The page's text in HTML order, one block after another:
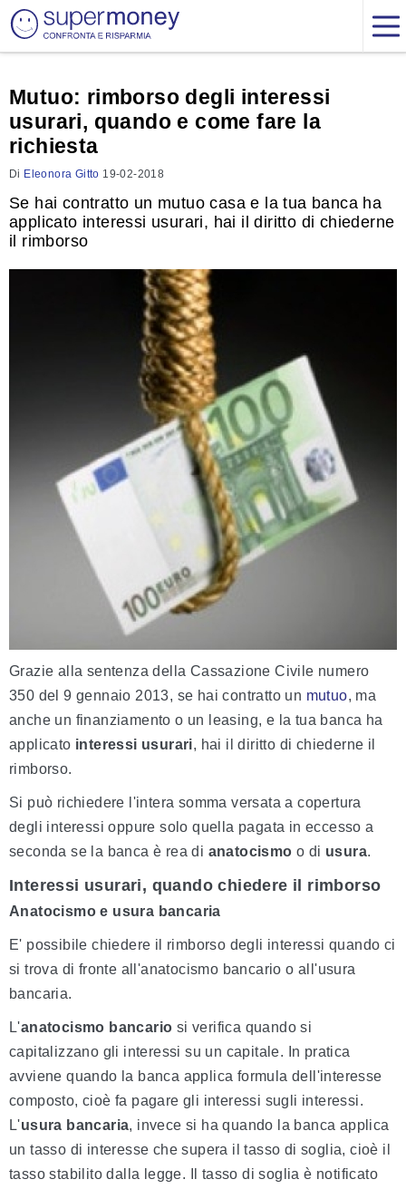
Mutuo: rimborso degli interessi
usurari, quando e come fare la
richiesta
Di Eleonora Gitto 19-02-2018
Se hai contratto un mutuo casa e la tua banca ha
applicato interessi usurari, hai il diritto di chiederne
il rimborso
Grazie alla sentenza della Cassazione Civile numero
350 del 9 gennaio 2013, se hai contratto un mutuo, ma
anche un finanziamento o un leasing, e la tua banca ha
applicato interessi usurari, hai il diritto di chiederne il
rimborso.
Si può richiedere l'intera somma versata a copertura
degli interessi oppure solo quella pagata in eccesso a
seconda se la banca è rea di anatocismo o di usura.
Interessi usurari, quando chiedere il rimborso
Anatocismo e usura bancaria
E' possibile chiedere il rimborso degli interessi quando ci
si trova di fronte all'anatocismo bancario o all'usura
bancaria.
L'anatocismo bancario si verifica quando si
capitalizzano gli interessi su un capitale. In pratica
avviene quando la banca applica formula dell'interesse
composto, cioè fa pagare gli interessi sugli interessi.
L'usura bancaria, invece si ha quando la banca applica
un tasso di interesse che supera il tasso di soglia, cioè il
tasso stabilito dalla legge. Il tasso di soglia è notificato